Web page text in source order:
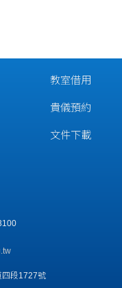
教室借用
貴儀預約
文件下載
四段1727號